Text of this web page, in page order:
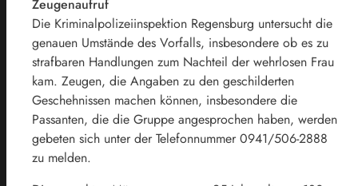
Zeugenaufruf
Die Kriminalpolizeiinspektion Regensburg untersucht die
genauen Umstände des Vorfalls, insbesondere ob es zu
strafbaren Handlungen zum Nachteil der wehrlosen Frau
kam. Zeugen, die Angaben zu den geschilderten
Geschehnissen machen können, insbesondere die
Passanten, die die Gruppe angesprochen haben, werden
gebeten sich unter der Telefonnummer 0941/506-2888
zu melden.